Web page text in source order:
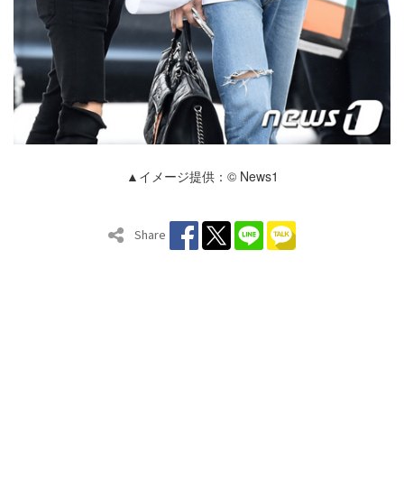
▲イメージ提供：© News1
Share